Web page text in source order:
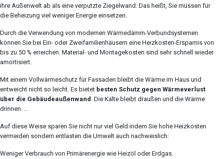
ihre Außenwelt ab als eine verputzte Ziegelwand. Das heißt, Sie müssen für
die Beheizung viel weniger Energie einsetzen.
Durch die Verwendung von modernen Wärmedämm-Verbundsystemen
können Sie bei Ein- oder Zweifamilienhäusern eine Heizkosten-Ersparnis von
bis zu 50 % erreichen. Material- und Montagekosten sind sehr schnell wieder
amortisiert.
Mit einem Vollwärmeschutz für Fassaden bleibt die Wärme im Haus und
entweicht nicht so leicht. Es bietet besten Schutz gegen Wärmeverlust
über die Gebäudeaußenwand . Die Kälte bleibt draußen und die Wärme
drinnen. ...
Auf diese Weise sparen Sie nicht nur viel Geld indem Sie hohe Heizkosten
vermeiden sondern entlasten die Umwelt auch nachweislich:
Weniger Verbrauch von Primärenergie wie Heizöl oder Erdgas.